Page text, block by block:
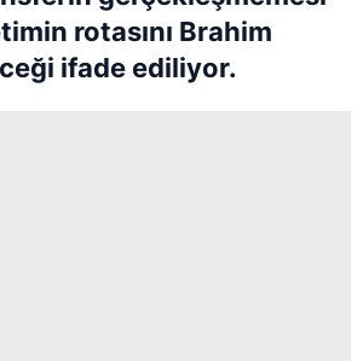
rotasını Brahim
ifade ediliyor.